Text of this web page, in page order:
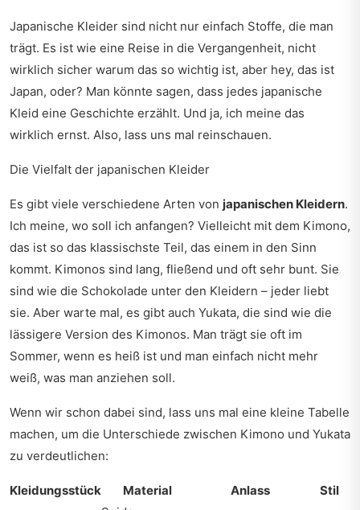
Japanische Kleider sind nicht nur einfach Stoffe, die man
trägt. Es ist wie eine Reise in die Vergangenheit, nicht
wirklich sicher warum das so wichtig ist, aber hey, das ist
Japan, oder? Man könnte sagen, dass jedes japanische
Kleid eine Geschichte erzählt. Und ja, ich meine das
wirklich ernst. Also, lass uns mal reinschauen.
Die Vielfalt der japanischen Kleider
Es gibt viele verschiedene Arten von japanischen Kleidern.
Ich meine, wo soll ich anfangen? Vielleicht mit dem Kimono,
das ist so das klassischste Teil, das einem in den Sinn
kommt. Kimonos sind lang, fließend und oft sehr bunt. Sie
sind wie die Schokolade unter den Kleidern – jeder liebt
sie. Aber warte mal, es gibt auch Yukata, die sind wie die
lässigere Version des Kimonos. Man trägt sie oft im
Sommer, wenn es heiß ist und man einfach nicht mehr
weiß, was man anziehen soll.
Wenn wir schon dabei sind, lass uns mal eine kleine Tabelle
machen, um die Unterschiede zwischen Kimono und Yukata
zu verdeutlichen:
Kleidungsstück Material Anlass Stil